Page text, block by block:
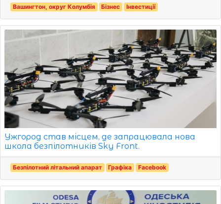
Вашингтон, округ Колумбія Бізнес Інвестиції
Ужгород став місцем, де запрацювала нова
школа безпілотників Sky Front.
Безпілотний літальний апарат Графіка Facebook